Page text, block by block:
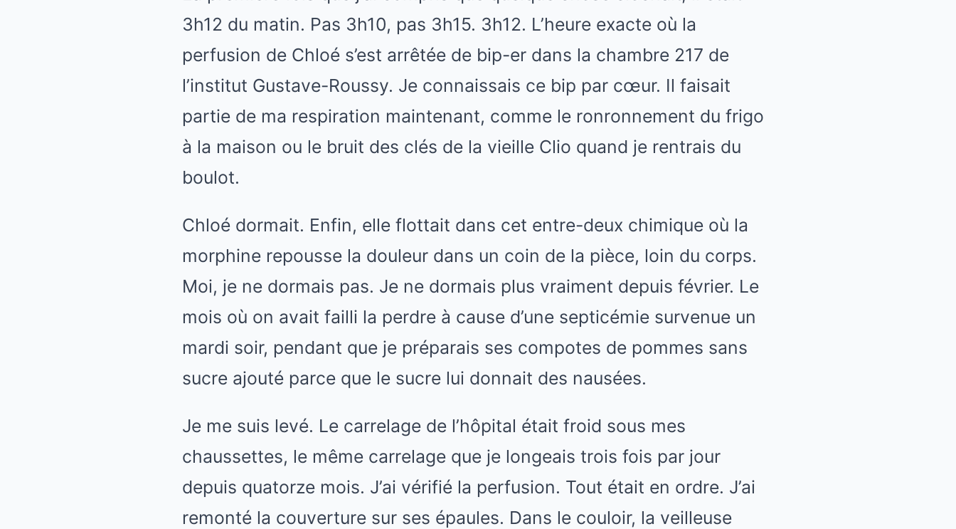
3h12 du matin. Pas 3h10, pas 3h15. 3h12. L’heure exacte où la
perfusion de Chloé s’est arrêtée de bip-er dans la chambre 217 de
l’institut Gustave-Roussy. Je connaissais ce bip par cœur. Il faisait
partie de ma respiration maintenant, comme le ronronnement du frigo
à la maison ou le bruit des clés de la vieille Clio quand je rentrais du
boulot.
Chloé dormait. Enfin, elle flottait dans cet entre-deux chimique où la
morphine repousse la douleur dans un coin de la pièce, loin du corps.
Moi, je ne dormais pas. Je ne dormais plus vraiment depuis février. Le
mois où on avait failli la perdre à cause d’une septicémie survenue un
mardi soir, pendant que je préparais ses compotes de pommes sans
sucre ajouté parce que le sucre lui donnait des nausées.
Je me suis levé. Le carrelage de l’hôpital était froid sous mes
chaussettes, le même carrelage que je longeais trois fois par jour
depuis quatorze mois. J’ai vérifié la perfusion. Tout était en ordre. J’ai
remonté la couverture sur ses épaules. Dans le couloir, la veilleuse